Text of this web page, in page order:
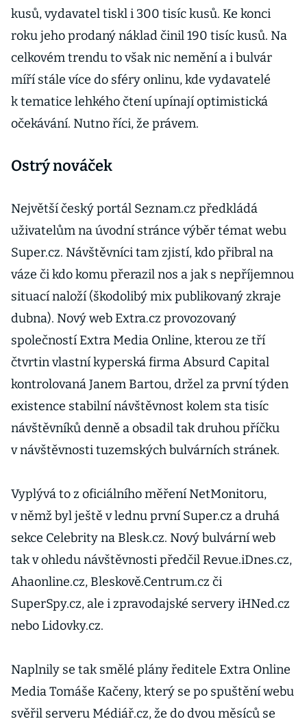
kusů, vydavatel tiskl i 300 tisíc kusů. Ke konci
roku jeho prodaný náklad činil 190 tisíc kusů. Na
celkovém trendu to však nic nemění a i bulvár
míří stále více do sféry onlinu, kde vydavatelé
k tematice lehkého čtení upínají optimistická
očekávání. Nutno říci, že právem.
Ostrý nováček
Největší český portál Seznam.cz předkládá
uživatelům na úvodní stránce výběr témat webu
Super.cz. Návštěvníci tam zjistí, kdo přibral na
váze či kdo komu přerazil nos a jak s nepříjemnou
situací naloží (škodolibý mix publikovaný zkraje
dubna). Nový web Extra.cz provozovaný
společností Extra Media Online, kterou ze tří
čtvrtin vlastní kyperská firma Absurd Capital
kontrolovaná Janem Bartou, držel za první týden
existence stabilní návštěvnost kolem sta tisíc
návštěvníků denně a obsadil tak druhou příčku
v návštěvnosti tuzemských bulvárních stránek.
Vyplývá to z oficiálního měření NetMonitoru,
v němž byl ještě v lednu první Super.cz a druhá
sekce Celebrity na Blesk.cz. Nový bulvární web
tak v ohledu návštěvnosti předčil Revue.iDnes.cz,
Ahaonline.cz, Bleskově.Centrum.cz či
SuperSpy.cz, ale i zpravodajské servery iHNed.cz
nebo Lidovky.cz.
Naplnily se tak smělé plány ředitele Extra Online
Media Tomáše Kačeny, který se po spuštění webu
svěřil serveru Médiář.cz, že do dvou měsíců se